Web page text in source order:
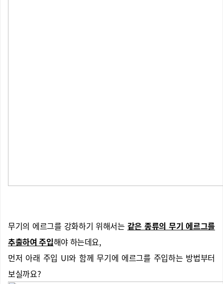
무기의 에르그를 강화하기 위해서는 같은 종류의 무기 에르그를
추출하여 주입해야 하는데요,
먼저 아래 주입 UI와 함께 무기에 에르그를 주입하는 방법부터
보실까요?